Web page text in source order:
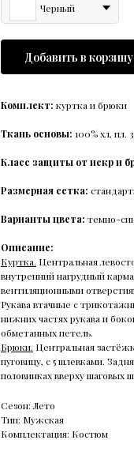
Черный
Добавить в корзину
Комплект: куртка и брюки
Ткань основы: 100% хл, пл.
Класс защиты от искр и
Размерная сетка:
Варианты цвета: темно-
Описание:
Куртка. Центральная
внутренний нагрудный
вентиляционными
Рукава втачные с
нижних частях рукава и
обметанных петель.
Брюки. Центральная
пуговицу, с 5 шлевками.
половинках вверху шаговых
Сезон: Лето
Тип: Мужская
Комплектация: Костюм